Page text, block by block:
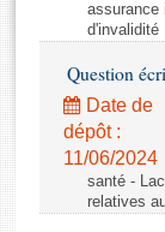
Rapports
Rapports sur
Baromètre de
Anciennes
assurance
d'invalidité
Question
Date de
dépôt :
11/06/2024
santé -
relatives